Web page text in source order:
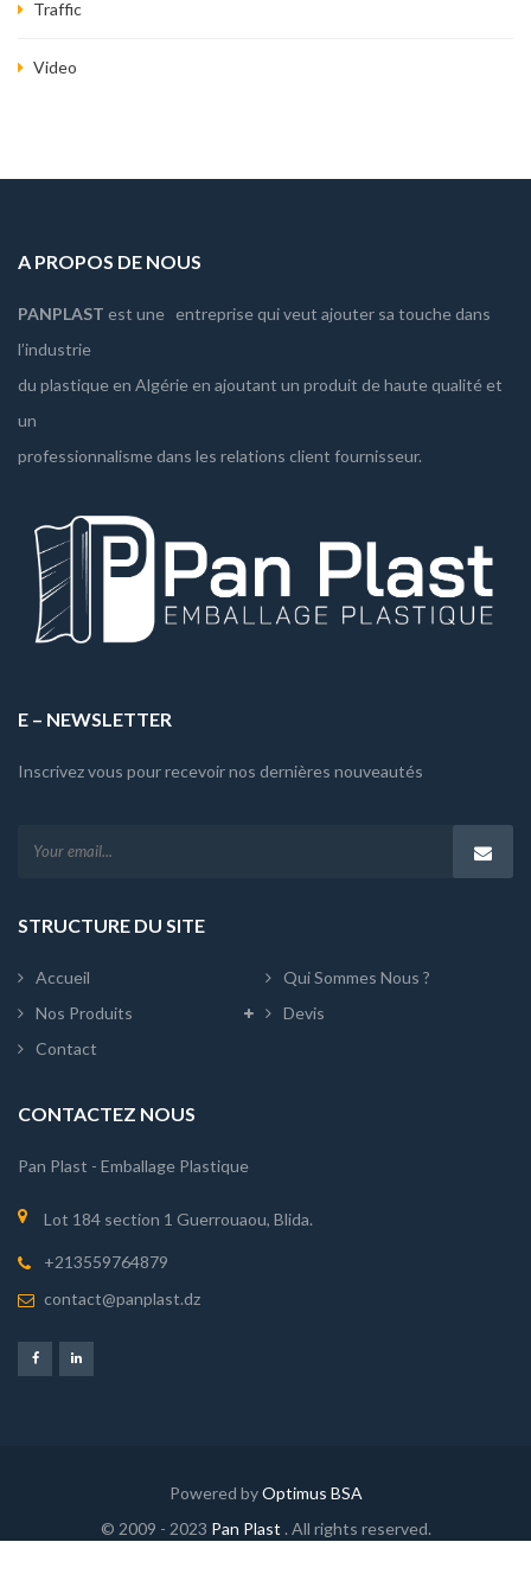
Traffic
Video
A PROPOS DE NOUS
PANPLAST est une entreprise qui veut ajouter sa touche dans
l’industrie
du plastique en Algérie en ajoutant un produit de haute qualité et
un
professionnalisme dans les relations client fournisseur.
E – NEWSLETTER
Inscrivez vous pour recevoir nos dernières nouveautés
STRUCTURE DU SITE
Accueil
Qui Sommes Nous ?
Nos Produits
Devis
Contact
CONTACTEZ NOUS
Pan Plast - Emballage Plastique
Lot 184 section 1 Guerrouaou, Blida.
+213559764879
contact@panplast.dz
Powered byOptimus BSA
© 2009 - 2023 Pan Plast . All rights reserved.